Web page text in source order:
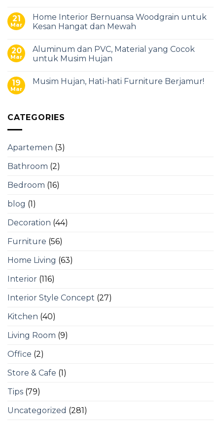
21
Mar
Home Interior Bernuansa Woodgrain untuk
Kesan Hangat dan Mewah
20
Mar
Aluminum dan PVC, Material yang Cocok
untuk Musim Hujan
19
Mar
Musim Hujan, Hati-hati Furniture Berjamur!
CATEGORIES
Apartemen (3)
Bathroom (2)
Bedroom (16)
blog (1)
Decoration (44)
Furniture (56)
Home Living (63)
Interior (116)
Interior Style Concept (27)
Kitchen (40)
Living Room (9)
Office (2)
Store & Cafe (1)
Tips (79)
Uncategorized (281)